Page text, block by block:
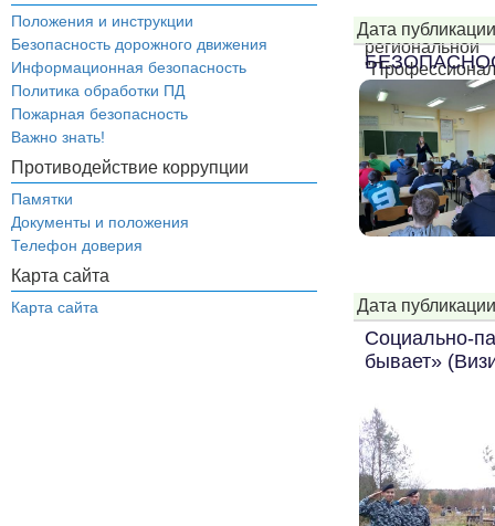
Положения и инструкции
Безопасность дорожного движения
Информационная безопасность
Политика обработки ПД
Пожарная безопасность
Важно знать!
Противодействие коррупции
Памятки
Документы и положения
Телефон доверия
Карта сайта
Карта сайта
...
Дата
Дата
Социально-
бывает»